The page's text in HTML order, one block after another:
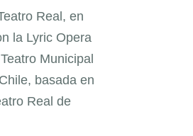
Real, en
la Lyric Opera
Municipal
basada en
Real de